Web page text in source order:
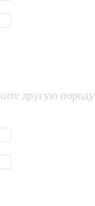
другую породу